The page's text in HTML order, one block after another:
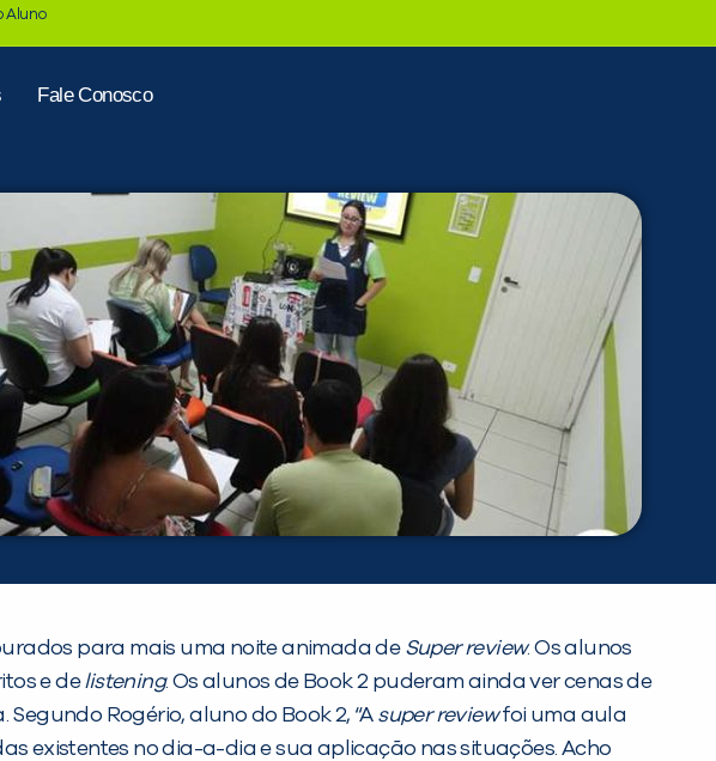
Aluno
Fale Conosco
para mais uma noite animada de Super review. Os alunos
e delistening. Os alunos de Book 2 puderam ainda ver cenas de
Rogério, aluno do Book 2, “A super reviewfoi uma aula
existentes no dia-a-dia e sua aplicação nas situações. Acho